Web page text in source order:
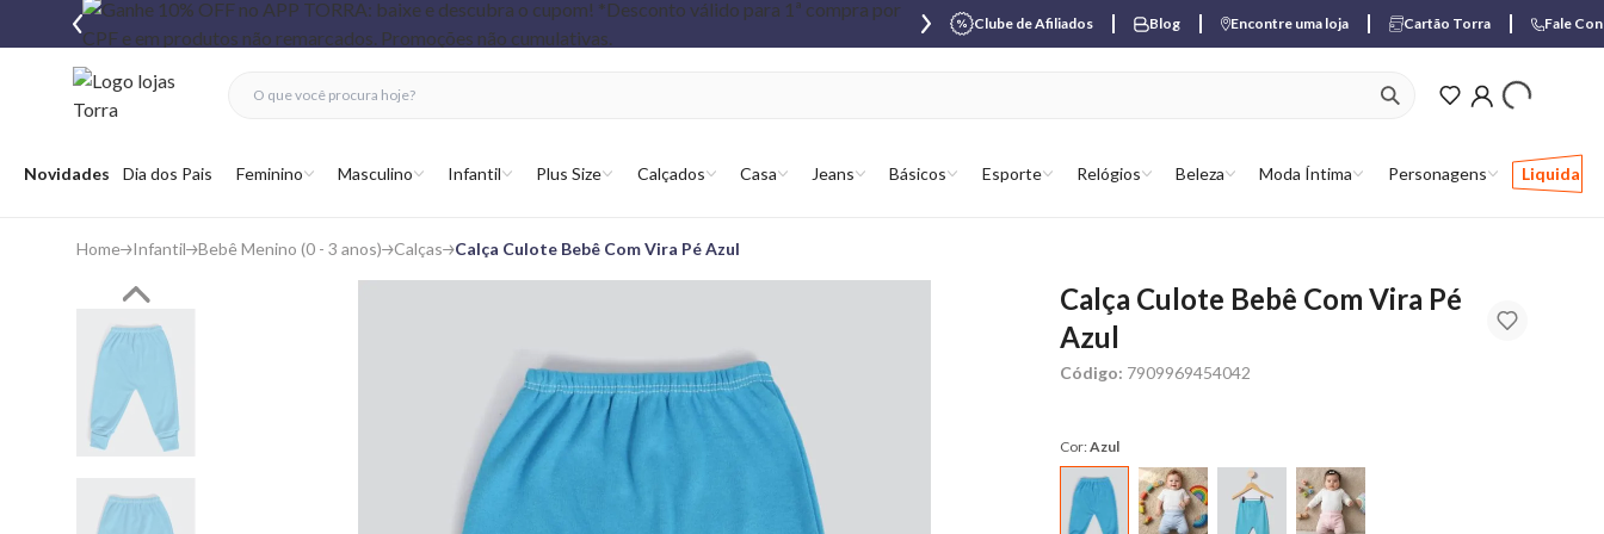
Clube de Afiliados Blog Encontre uma loja Cartão Torra Fale
Abrir menu
Novidades Dia dos Pais Feminino Masculino Infantil Plus Size Calçados Casa Jeans Básicos Esporte Relógios Beleza Moda Íntima Personagens Liquida
ver produtos
fechar menu
fechar menu
favoritos
Home Infantil Bebê Menino (0 - 3 anos) Calças Calça Culote Bebê Com Vira Pé Azul
Calça Culote Bebê Com Vira Pé
Azul
Código: 7909969454042
Cor:Azul